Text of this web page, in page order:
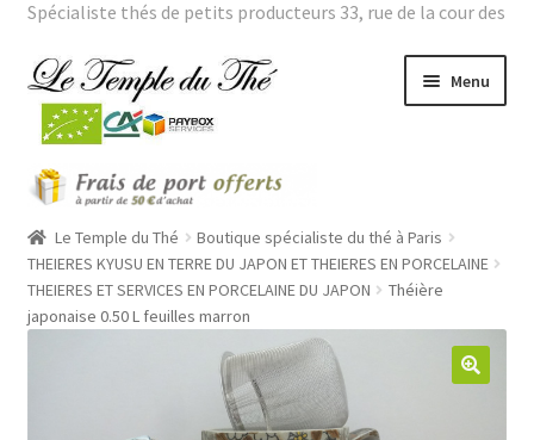
Spécialiste thés de petits producteurs 33, rue de la cour des
Aller
à
Aller
au
contenu
Menu
THES BIO
enfant
THES VERTS GRANDES ORIGINES
le
THES PARFUMES
le
menu
enfant
Ouvrir
le
Le Temple du Thé
Boutique spécialiste du thé à Paris
THEIERES KYUSU EN TERRE DU JAPON ET THEIERES EN PORCELAINE
THEIERES ET SERVICES EN PORCELAINE DU JAPON
Théière
japonaise 0.50 L feuilles marron